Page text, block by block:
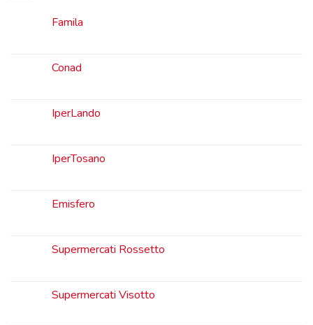
Famila
Conad
IperLando
IperTosano
Emisfero
Supermercati Rossetto
Supermercati Visotto